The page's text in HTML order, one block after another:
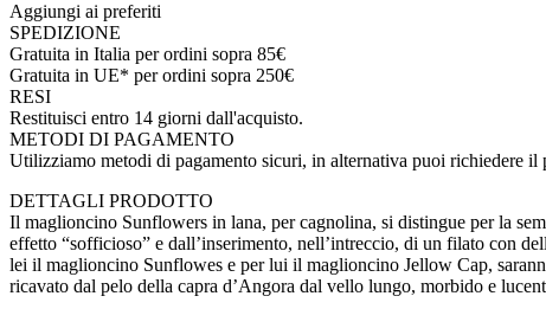
Aggiungi ai preferiti
SPEDIZIONE
Gratuita in Italia per ordini sopra 85€
Gratuita in UE* per ordini sopra 250€
RESI
Restituisci entro 14 giorni dall'acquisto.
METODI DI PAGAMENTO
Utilizziamo metodi di pagamento sicuri, in alternativa puoi richiedere
DETTAGLI PRODOTTO
Il maglioncino Sunflowers in lana, per cagnolina, si distingue per la
effetto “sofficioso” e dall’inserimento, nell’intreccio, di un filato con
lei il maglioncino Sunflowes e per lui il maglioncino Jellow Cap,
ricavato dal pelo della capra d’Angora dal vello lungo, morbido e